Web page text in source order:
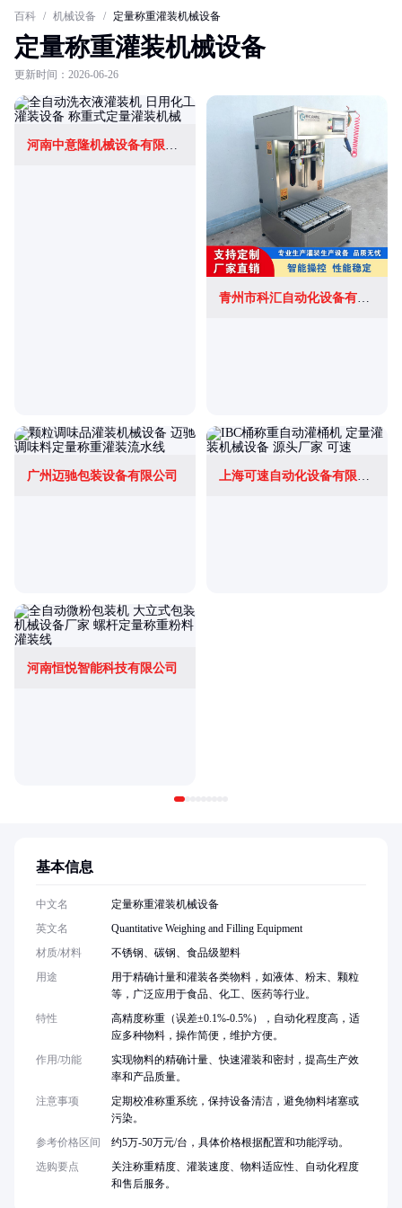
百科 / 机械设备 / 定量称重灌装机械设备
定量称重灌装机械设备
更新时间：2026-06-26
河南中意隆机械设备有限责任公司
青州市科汇自动化设备有限公司
广州迈驰包装设备有限公司 上海可速自动化设备有限公司
河南恒悦智能科技有限公司
基本信息
中文名
定量称重灌装机械设备
英文名
Quantitative Weighing and Filling Equipment
材质/材料
不锈钢、碳钢、食品级塑料
用途
用于精确计量和灌装各类物料，如液体、粉末、颗粒
等，广泛应用于食品、化工、医药等行业。
特性
高精度称重（误差±0.1%-0.5%），自动化程度高，适
应多种物料，操作简便，维护方便。
作用/功能
实现物料的精确计量、快速灌装和密封，提高生产效
率和产品质量。
注意事项
定期校准称重系统，保持设备清洁，避免物料堵塞或
污染。
参考价格区间
约5万-50万元/台，具体价格根据配置和功能浮动。
选购要点
关注称重精度、灌装速度、物料适应性、自动化程度
和售后服务。